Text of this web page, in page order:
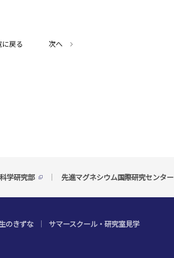
に戻る 次へ
学研究部 先進マグネシウム国際研究センター
のきずな サマースクール・研究室見学